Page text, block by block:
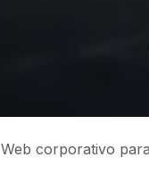
Web corporativo para LEXIS Litigio